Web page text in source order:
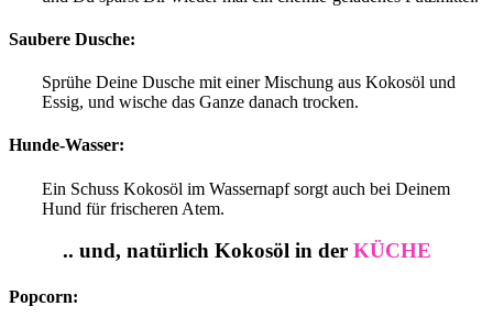
Saubere Dusche:
Sprühe Deine Dusche mit einer Mischung aus Kokosöl und
Essig, und wische das Ganze danach trocken.
Hunde-Wasser:
Ein Schuss Kokosöl im Wassernapf sorgt auch bei Deinem
Hund für frischeren Atem.
.. und, natürlich Kokosöl in der KÜCHE
Popcorn: